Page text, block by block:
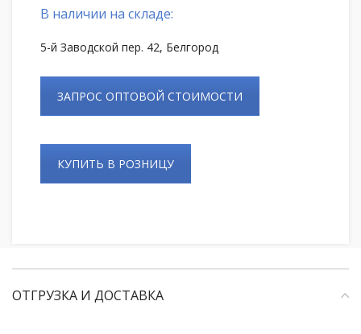
В наличии на складе:
5-й Заводской пер. 42, Белгород
ЗАПРОС ОПТОВОЙ СТОИМОСТИ
КУПИТЬ В РОЗНИЦУ
ОТГРУЗКА И ДОСТАВКА